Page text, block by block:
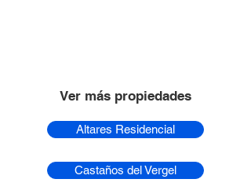
Ver más propiedades
Altares Residencial
Castaños del Vergel